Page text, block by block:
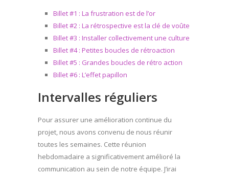
Billet #1 : La frustration est de l’or
Billet #2 : La rétrospective est la clé de voûte
Billet #3 : Installer collectivement une culture
Billet #4 : Petites boucles de rétroaction
Billet #5 : Grandes boucles de rétro action
Billet #6 : L’effet papillon
Intervalles réguliers
Pour assurer une amélioration continue du
projet, nous avons convenu de nous réunir
toutes les semaines. Cette réunion
hebdomadaire a significativement amélioré la
communication au sein de notre équipe. J’irai